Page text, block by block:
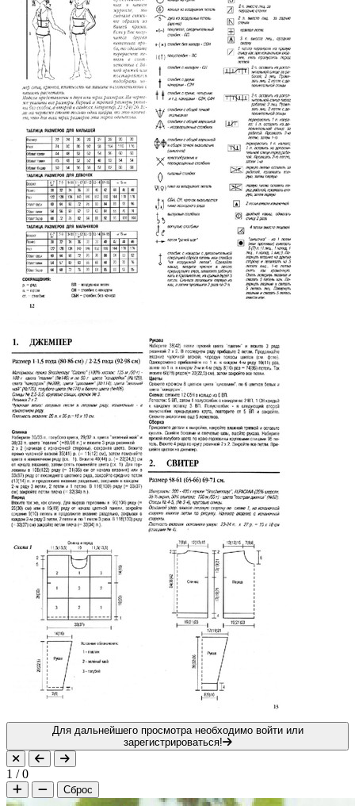
Для дальнейшего просмотра необходимо войти или
зарегистрироваться!
1 /0
Сброс